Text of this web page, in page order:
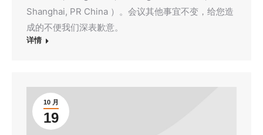
Shanghai, PR China ）。会议其他事宜不变，给您造
成的不便我们深表歉意。
详情
10 月
19